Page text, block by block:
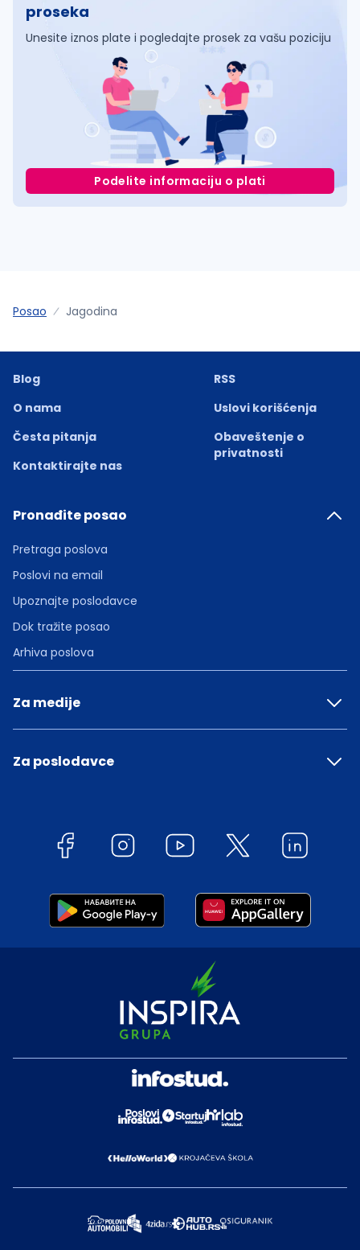
proseka
Unesite iznos plate i pogledajte prosek za vašu poziciju
Podelite informaciju o plati
Posao Jagodina
Blog
O nama
Česta pitanja
Kontaktirajte nas
RSS
Uslovi korišćenja
Obaveštenje o
privatnosti
Pronađite posao
Pretraga poslova
Poslovi na email
Upoznajte poslodavce
Dok tražite posao
Arhiva poslova
Za medije
Za poslodavce